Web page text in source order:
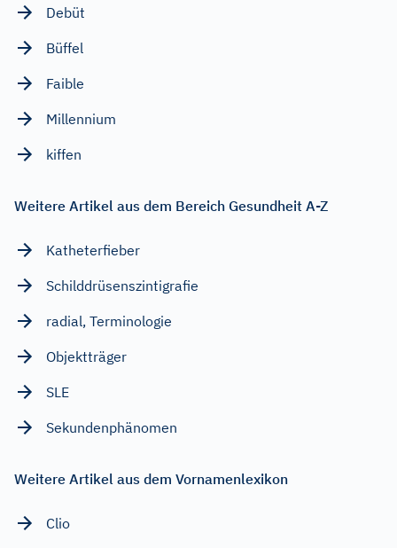
Debüt
Büffel
Faible
Millennium
kiffen
Weitere Artikel aus dem Bereich Gesundheit A-Z
Katheterfieber
Schilddrüsenszintigrafie
radial, Terminologie
Objektträger
SLE
Sekundenphänomen
Weitere Artikel aus dem Vornamenlexikon
Clio